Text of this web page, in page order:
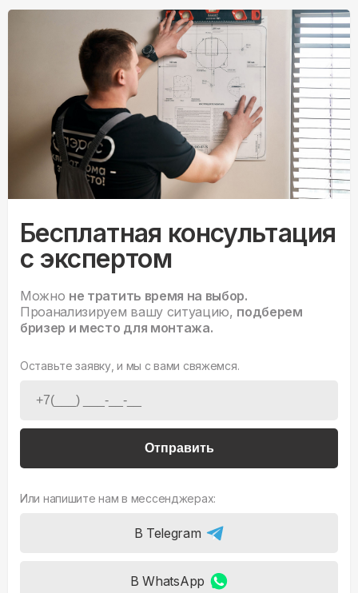
Бесплатная консультация
с экспертом
Можно не тратить время на выбор.
Проанализируем вашу ситуацию, подберем
бризер и место для монтажа.
Оставьте заявку, и мы с вами свяжемся.
Отправить
Или напишите нам в мессенджерах:
В Telegram
В WhatsApp